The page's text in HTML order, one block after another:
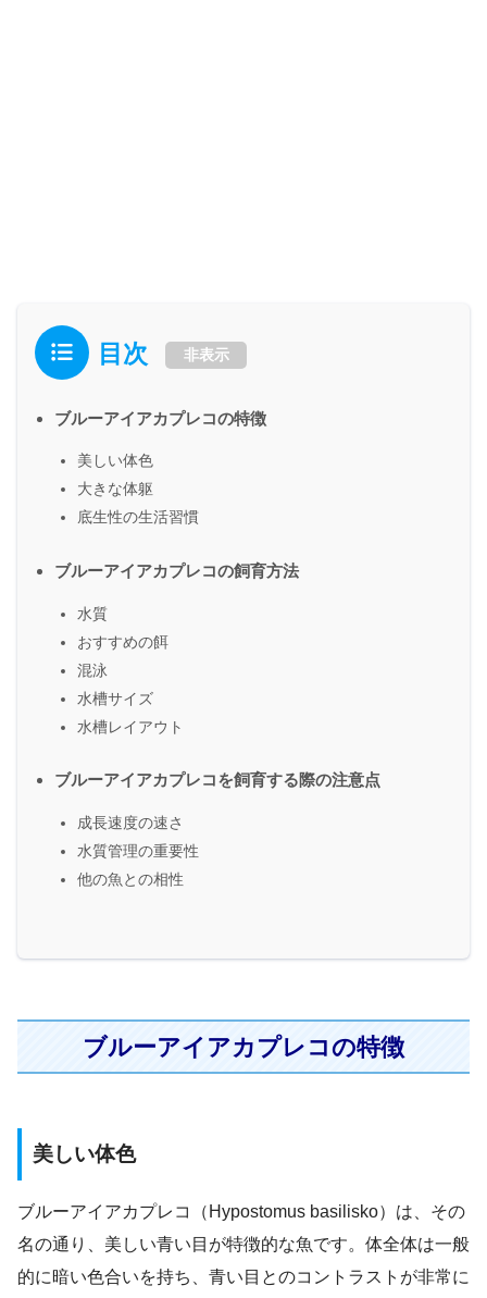
目次 非表示
ブルーアイアカプレコの特徴
美しい体色
大きな体躯
底生性の生活習慣
ブルーアイアカプレコの飼育方法
水質
おすすめの餌
混泳
水槽サイズ
水槽レイアウト
ブルーアイアカプレコを飼育する際の注意点
成長速度の速さ
水質管理の重要性
他の魚との相性
ブルーアイアカプレコの特徴
美しい体色
ブルーアイアカプレコ（Hypostomus basilisko）は、その
名の通り、美しい青い目が特徴的な魚です。体全体は一般
的に暗い色合いを持ち、青い目とのコントラストが非常に